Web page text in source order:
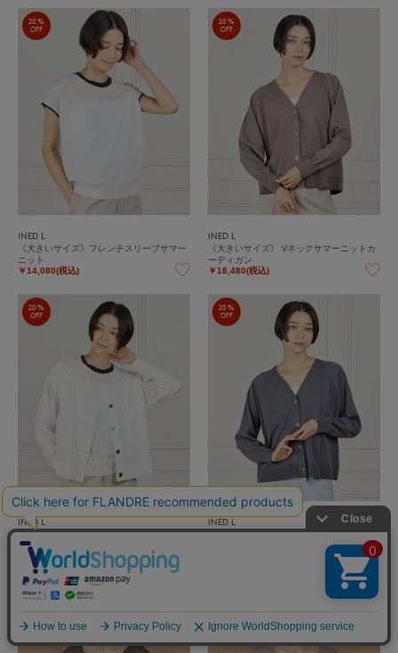
20%
OFF
INED L
《大きいサイズ》フレンチスリーブサマー
ニット
￥14,080(税込)
20%
OFF
INED L
《大きいサイズ》 Vネックサマーニットカ
ーディガン
￥18,480(税込)
20%
OFF
INED L
《大きいサイズ》 Vネックサマーニットカ
ーディガン
￥18,480(税込)
20%
OFF
INED L
《大きいサイズ》 Vネックサマーニットカ